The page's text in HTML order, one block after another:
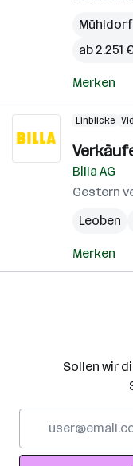
Mühldorf
ab 2.251
Merken
Einblicke
Billa AG
Gestern
Leoben
Merken
Sollen wir
Adresse